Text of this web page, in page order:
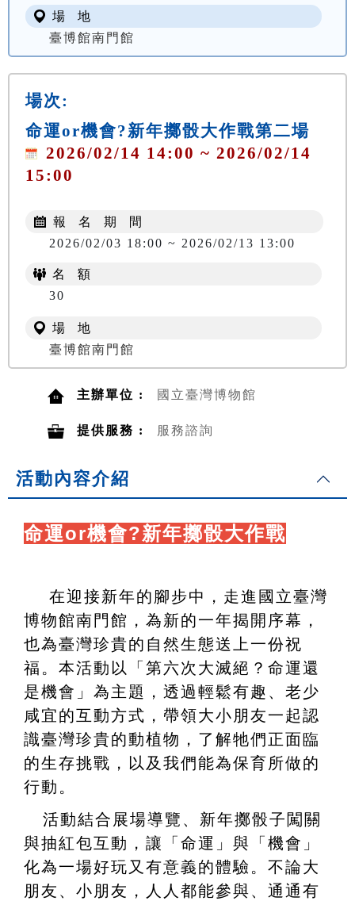
場 地
臺博館南門館
場次:
命運or機會?新年擲骰大作戰第二場
2026/02/14 14:00 ~ 2026/02/14
15:00
報 名 期 間
2026/02/03 18:00 ~ 2026/02/13 13:00
名 額
30
場 地
臺博館南門館
主辦單位 : 國立臺灣博物館
提供服務 : 服務諮詢
活動內容介紹
命運or機會?新年擲骰大作戰
在迎接新年的腳步中，走進國立臺灣
博物館南門館，為新的一年揭開序幕，
也為臺灣珍貴的自然生態送上一份祝
福。本活動以「第六次大滅絕？命運還
是機會」為主題，透過輕鬆有趣、老少
咸宜的互動方式，帶領大小朋友一起認
識臺灣珍貴的動植物，了解牠們正面臨
的生存挑戰，以及我們能為保育所做的
行動。
活動結合展場導覽、新年擲骰子闖關
與抽紅包互動，讓「命運」與「機會」
化為一場好玩又有意義的體驗。不論大
朋友、小朋友，人人都能參與、通通有